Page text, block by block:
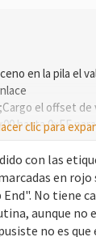
en la pila el
el offset de
hasta 0xFF
para
la desencripta
a ejecutar, ésta
clic para
con las
en rojo
No tiene
aunque
no es